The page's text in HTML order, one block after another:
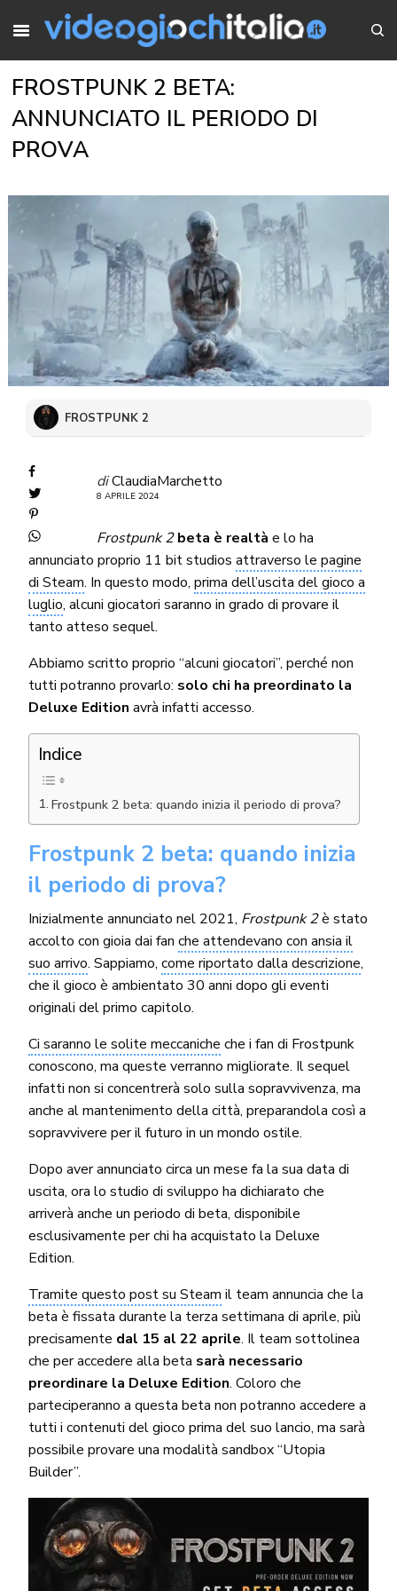
FROSTPUNK 2 BETA:
ANNUNCIATO IL PERIODO DI
PROVA
FROSTPUNK 2
diClaudiaMarchetto
8 APRILE 2024
Frostpunk 2 beta è realtà e lo ha
annunciato proprio 11 bit studiosattraverso le pagine
di Steam. In questo modo,prima dell’uscita del gioco a
luglio, alcuni giocatori saranno in grado di provare il
tanto atteso sequel.
Abbiamo scritto proprio “alcuni giocatori”, perché non
tutti potranno provarlo: solo chi ha preordinato la
Deluxe Edition avrà infatti accesso.
Indice
Frostpunk 2 beta: quando inizia il periodo di prova?
Frostpunk 2 beta: quando inizia
il periodo di prova?
Inizialmente annunciato nel 2021, Frostpunk 2è stato
accolto con gioia dai fanche attendevano con ansia il
suo arrivo. Sappiamo,come riportato dalla descrizione,
che il gioco è ambientato 30 anni dopo gli eventi
originali del primo capitolo.
Ci saranno le solite meccaniche che i fan di Frostpunk
conoscono, ma queste verranno migliorate. Il sequel
infatti non si concentrerà solo sulla sopravvivenza, ma
anche al mantenimento della città, preparandola così a
sopravvivere per il futuro in un mondo ostile.
Dopo aver annunciato circa un mese fa la sua data di
uscita, ora lo studio di sviluppo ha dichiarato che
arriverà anche un periodo di beta, disponibile
esclusivamente per chi ha acquistato la Deluxe
Edition.
Tramite questo post su Steam il team annuncia che la
beta è fissata durante la terza settimana di aprile, più
precisamente dal 15 al 22 aprile. Il team sottolinea
che per accedere alla beta sarà necessario
preordinare la Deluxe Edition. Coloro che
parteciperanno a questa beta non potranno accedere a
tutti i contenuti del gioco prima del suo lancio, ma sarà
possibile provare una modalità sandbox “Utopia
Builder”.